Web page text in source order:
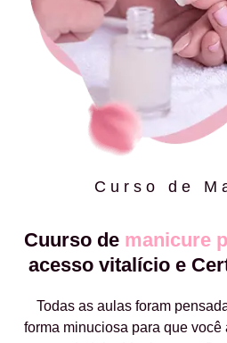
Curso de
Cuurso de manicure
acesso vitalício e
Todas as aulas foram
forma minuciosa para que você